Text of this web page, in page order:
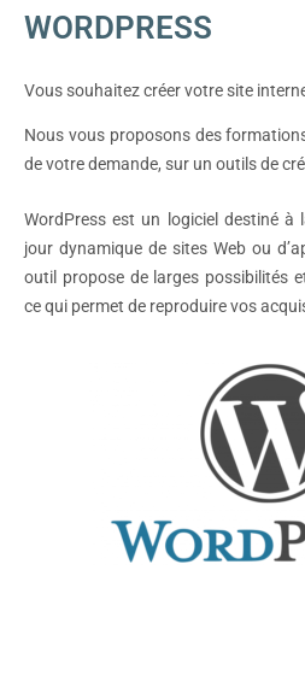
WORDPRESS
Vous souhaitez créer votre site
Nous vous proposons des
de votre demande, sur un outils de
WordPress est un logiciel destiné
jour dynamique de sites Web ou
outil propose de larges possibilités
ce qui permet de reproduire vos